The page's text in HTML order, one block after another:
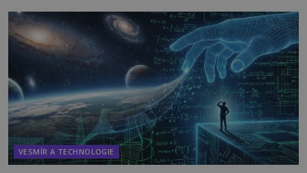
možnostech již desítky let vzrušeně diskutují
vědci, ufologo
VESMÍR A TECHNOLOGIE